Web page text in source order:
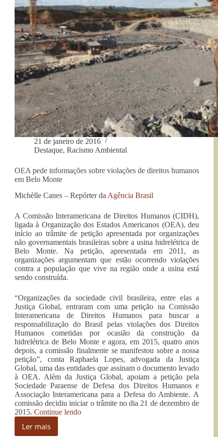
21 de janeiro de 2016
Destaque, Racismo Ambiental
OEA pede informações sobre violações de direitos humanos
em Belo Monte
Michèlle Canes – Repórter da Agência Brasil
A Comissão Interamericana de Direitos Humanos (CIDH),
ligada à Organização dos Estados Americanos (OEA), deu
início ao trâmite de petição apresentada por organizações
não governamentais brasileiras sobre a usina hidrelétrica de
Belo Monte. Na petição, apresentada em 2011, as
organizações argumentam que estão ocorrendo violações
contra a população que vive na região onde a usina está
sendo construída.
“Organizações da sociedade civil brasileira, entre elas a
Justiça Global, entraram com uma petição na Comissão
Interamericana de Direitos Humanos para buscar a
responsabilização do Brasil pelas violações dos Direitos
Humanos cometidas por ocasião da construção da
hidrelétrica de Belo Monte e agora, em 2015, quatro anos
depois, a comissão finalmente se manifestou sobre a nossa
petição”, conta Raphaela Lopes, advogada da Justiça
Global, uma das entidades que assinam o documento levado
à OEA. Além da Justiça Global, apoiam a petição pela
Sociedade Paraense de Defesa dos Direitos Humanos e
Associação Interamericana para a Defesa do Ambiente. A
comissão decidiu iniciar o trâmite no dia 21 de dezembro de
2015. Continue lendo“OEA
Ler mais
OEA